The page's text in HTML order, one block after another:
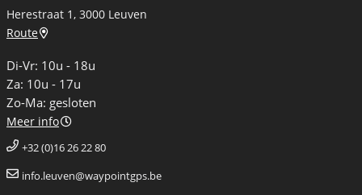
Herestraat 1, 3000 Leuven
Route
Di-Vr: 10u - 18u
Za: 10u - 17u
Zo-Ma: gesloten
Meer info
+32 (0)16 26 22 80
info.leuven@waypointgps.be